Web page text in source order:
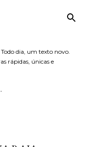
dia, um texto novo.
rápidas, únicas e